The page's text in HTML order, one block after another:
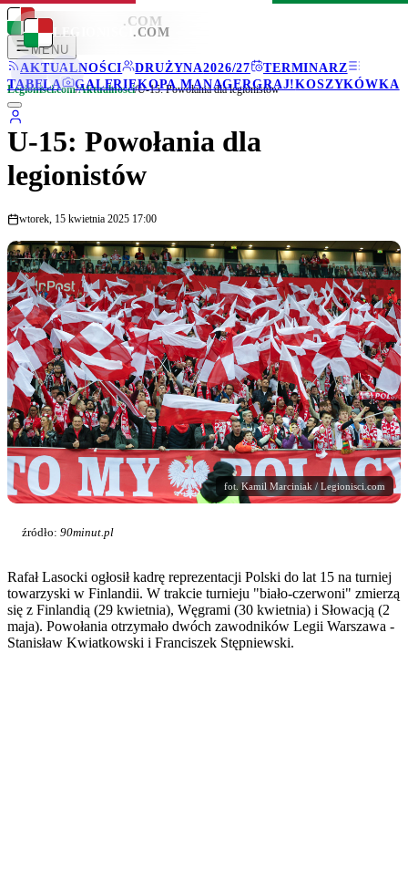
LEGIONISCI .COM
MENU
AKTUALNOŚCI
DRUŻYNA2026/27
TERMINARZ
TABELA
GALERIEKOPA MANAGERGRAJ!KOSZYKÓWKA
LEGIONISCI .COM
Legionisci.com/Aktualności/U-15: Powołania dla legionistów
U-15: Powołania dla
legionistów
wtorek, 15 kwietnia 2025 17:00
fot. Kamil Marciniak / Legionisci.com
źródło: 90minut.pl
Rafał Lasocki ogłosił kadrę reprezentacji Polski do lat 15 na turniej
towarzyski w Finlandii. W trakcie turnieju "biało-czerwoni" zmierzą
się z Finlandią (29 kwietnia), Węgrami (30 kwietnia) i Słowacją (2
maja). Powołania otrzymało dwóch zawodników Legii Warszawa -
Stanisław Kwiatkowski i Franciszek Stępniewski.